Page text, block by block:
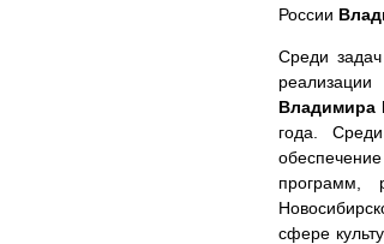
России
Среди
Владимира
года.
программ,
сфере